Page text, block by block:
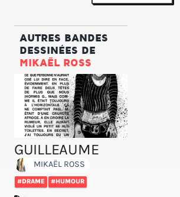
AUTRES BANDES
DESSINÉES DE
MIKAËL ROSS
GUILLEAUME
MIKAËL ROSS
#DRAME #HUMOUR